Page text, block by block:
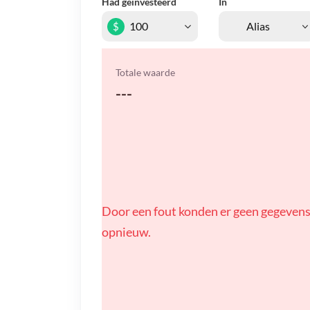
$
Totale waarde
---
Door een fout konden er geen
opnieuw.